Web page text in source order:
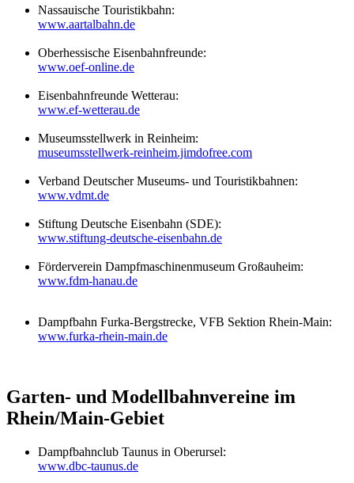
Nassauische Touristikbahn:
www.aartalbahn.de
Oberhessische Eisenbahnfreunde:
www.oef-online.de
Eisenbahnfreunde Wetterau:
www.ef-wetterau.de
Museumsstellwerk in Reinheim:
museumsstellwerk-reinheim.jimdofree.com
Verband Deutscher Museums- und Touristikbahnen:
www.vdmt.de
Stiftung Deutsche Eisenbahn (SDE):
www.stiftung-deutsche-eisenbahn.de
Förderverein Dampfmaschinenmuseum Großauheim:
www.fdm-hanau.de
Dampfbahn Furka-Bergstrecke, VFB Sektion Rhein-Main:
www.furka-rhein-main.de
Garten- und Modellbahnvereine im
Rhein/Main-Gebiet
Dampfbahnclub Taunus in Oberursel:
www.dbc-taunus.de